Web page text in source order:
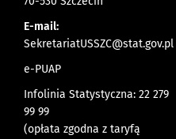
E-mail:
SekretariatUSSZC@stat.gov.pl
e-PUAP
Infolinia Statystyczna: 22 279
99 99
(opłata zgodna z taryfą